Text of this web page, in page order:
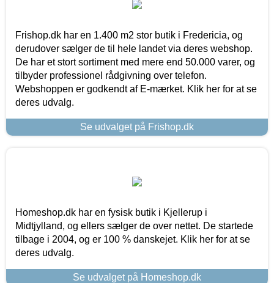
Frishop.dk har en 1.400 m2 stor butik i Fredericia, og
derudover sælger de til hele landet via deres webshop.
De har et stort sortiment med mere end 50.000 varer, og
tilbyder professionel rådgivning over telefon.
Webshoppen er godkendt af E-mærket. Klik her for at se
deres udvalg.
Se udvalget på Frishop.dk
Homeshop.dk har en fysisk butik i Kjellerup i
Midtjylland, og ellers sælger de over nettet. De startede
tilbage i 2004, og er 100 % danskejet. Klik her for at se
deres udvalg.
Se udvalget på Homeshop.dk